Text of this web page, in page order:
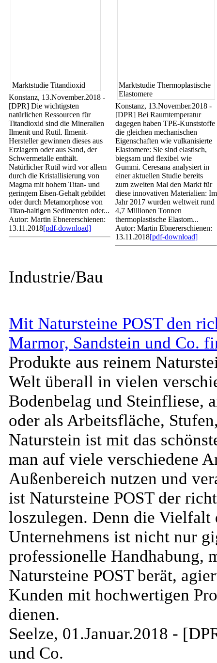
Marktstudie Titandioxid
Konstanz, 13.November.2018 -
[DPR] Die wichtigsten
natürlichen Ressourcen für
Titandioxid sind die Mineralien
Ilmenit und Rutil. Ilmenit-
Hersteller gewinnen dieses aus
Erzlagern oder aus Sand, der
Schwermetalle enthält.
Natürlicher Rutil wird vor allem
durch die Kristallisierung von
Magma mit hohem Titan- und
geringem Eisen-Gehalt gebildet
oder durch Metamorphose von
Titan-haltigen Sedimenten oder...
Autor: Martin Ebnererschienen:
13.11.2018[pdf-download]
Marktstudie Thermoplastische
Elastomere
Konstanz, 13.November.2018 -
[DPR] Bei Raumtemperatur
dagegen haben TPE-Kunststoffe
die gleichen mechanischen
Eigenschaften wie vulkanisierte
Elastomere: Sie sind elastisch,
biegsam und flexibel wie
Gummi. Ceresana analysiert in
einer aktuellen Studie bereits
zum zweiten Mal den Markt für
diese innovativen Materialien: Im
Jahr 2017 wurden weltweit rund
4,7 Millionen Tonnen
thermoplastische Elastom...
Autor: Martin Ebnererschienen:
13.11.2018[pdf-download]
Industrie/Bau
Mit Natursteine POST den
Marmor, Sandstein und Co.
Produkte aus reinem
Welt überall in vielen
Bodenbelag und Steinfliese,
oder als Arbeitsfläche,
Naturstein ist mit das
man auf viele verschiedene
Außenbereich nutzen und
ist Natursteine POST der
loszulegen. Denn die Vielfalt
Unternehmens ist nicht nur
professionelle Handhabung,
Natursteine POST berät,
Kunden mit hochwertigen
dienen.
Seelze, 01.Januar.2018 -
und Co.